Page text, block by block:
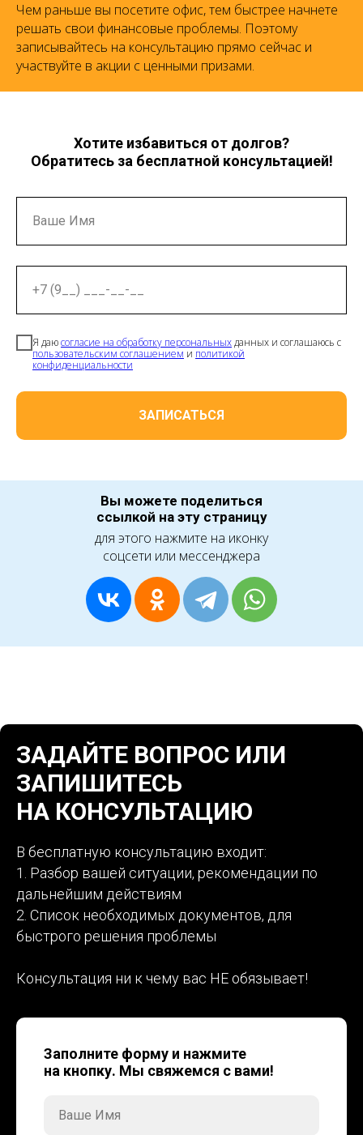
Чем раньше вы посетите офис, тем быстрее начнете
решать свои финансовые проблемы. Поэтому
записывайтесь на консультацию прямо сейчас и
участвуйте в акции с ценными призами.
Хотите избавиться от долгов?
Обратитесь за бесплатной консультацией!
Ваше Имя
+7 (9__) ___-__-__
Я даюсогласие на обработку персональныхданных и соглашаюсь с
пользовательским соглашением и политикой
конфиденциальности
ЗАПИСАТЬСЯ
Вы можете поделиться
ссылкой на эту страницу
для этого нажмите на иконку
соцсети или мессенджера
ЗАДАЙТЕ ВОПРОС ИЛИ
ЗАПИШИТЕСЬ
НА КОНСУЛЬТАЦИЮ
В бесплатную консультацию входит:
1. Разбор вашей ситуации, рекомендации по
дальнейшим действиям
2. Список необходимых документов, для
быстрого решения проблемы
Консультация ни к чему вас НЕ обязывает!
Заполните форму и нажмите
на кнопку. Мы свяжемся с вами!
Ваше Имя